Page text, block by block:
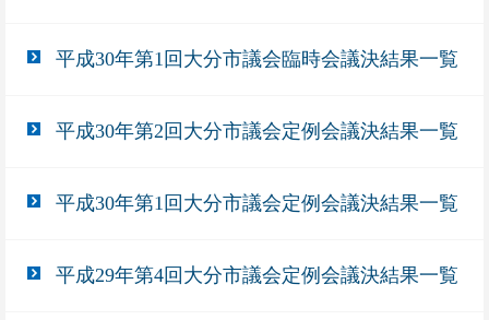
平成30年第1回大分市議会臨時会議決結果一覧
平成30年第2回大分市議会定例会議決結果一覧
平成30年第1回大分市議会定例会議決結果一覧
平成29年第4回大分市議会定例会議決結果一覧